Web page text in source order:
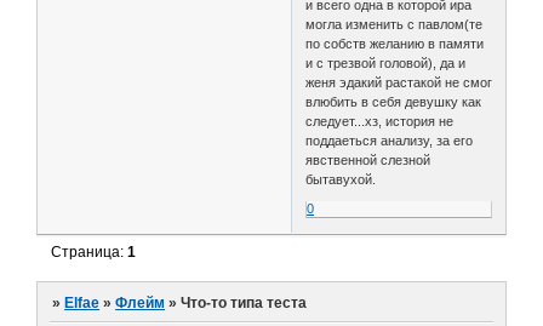
и всего одна в которой ира
могла изменить с павлом(те
по собств желанию в памяти
и с трезвой головой), да и
женя эдакий растакой не смог
влюбить в себя девушку как
следует...хз, история не
поддаеться анализу, за его
явственной слезной
бытавухой.
0
Страница:1
» Elfae »Флейм »Что-то типа теста